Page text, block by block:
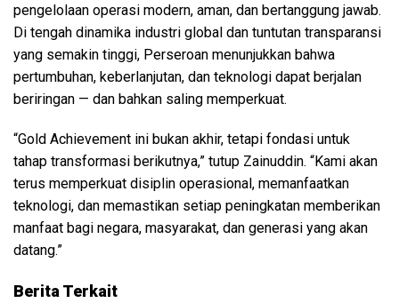
pengelolaan operasi modern, aman, dan bertanggung jawab.
Di tengah dinamika industri global dan tuntutan transparansi
yang semakin tinggi, Perseroan menunjukkan bahwa
pertumbuhan, keberlanjutan, dan teknologi dapat berjalan
beriringan — dan bahkan saling memperkuat.
“Gold Achievement ini bukan akhir, tetapi fondasi untuk
tahap transformasi berikutnya,” tutup Zainuddin. “Kami akan
terus memperkuat disiplin operasional, memanfaatkan
teknologi, dan memastikan setiap peningkatan memberikan
manfaat bagi negara, masyarakat, dan generasi yang akan
datang.”
Berita Terkait